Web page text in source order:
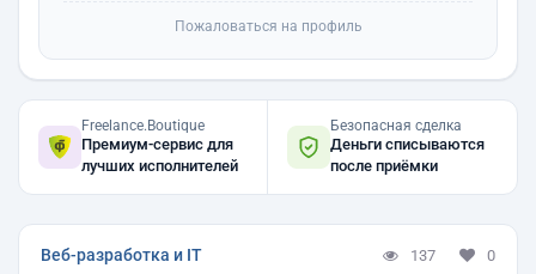
Пожаловаться на профиль
Freelance.Boutique
Премиум-сервис для
лучших исполнителей
Безопасная сделка
Деньги списываются
после приёмки
Веб-разработка и IT 137 0